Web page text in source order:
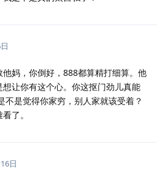
妈，你倒好，888都算精打细算。他
让你有这个心。你这抠门劲儿真能
是觉得你家穷，别人家就该受着？
了。
日